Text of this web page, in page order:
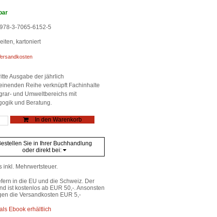
3-7065-6152-5
kartoniert
Ausgabe der jährlich
Reihe verknüpft Fachinhalte
und Umweltbereichs mit
und Beratung.
In den Warenkorb
Sie in Ihrer Buchhandlung
oder direkt bei:
inkl. Mehrwertsteuer.
in die EU und die Schweiz. Der
ist kostenlos ab EUR 50,-. Ansonsten
die Versandkosten EUR 5,-
Ebook erhältlich